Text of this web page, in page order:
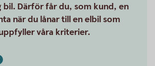
bil. Därför får du, som kund, en
när du lånar till en elbil som
våra kriterier.